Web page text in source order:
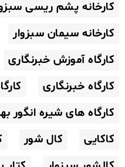
کارخانه پشم ریسی
کارخانه سیمان سبزوار
کارگاه آموزش خبرنگاری
کارگاه خبرنگاری
کارگاه های شیره انگور
کاکایی
کال شور